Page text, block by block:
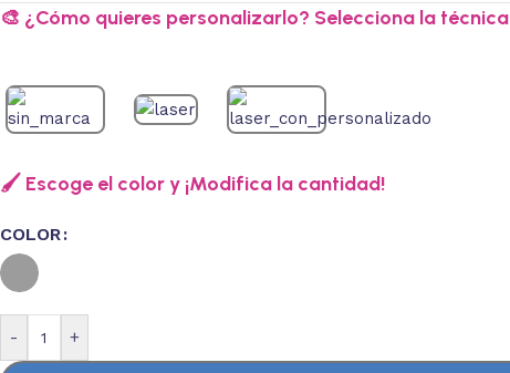
🎨 ¿Cómo quieres personalizarlo? Selecciona la técnica
🖌️ Escoge el color y ¡Modifica la cantidad!
COLOR
- +